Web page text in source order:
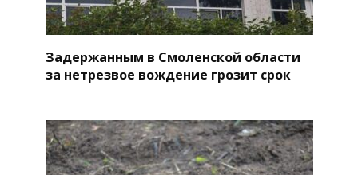
Задержанным в Смоленской области
за нетрезвое вождение грозит срок